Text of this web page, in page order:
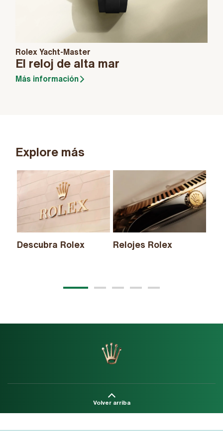
Rolex Yacht-Master
El reloj de alta mar
Más información
Explore más
Descubra Rolex Relojes Rolex
Volver arriba